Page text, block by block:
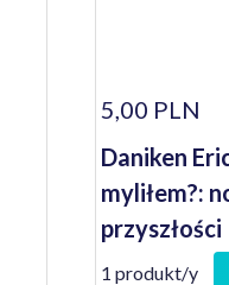
5,00 PLN
Daniken
myliłem?:
przyszłości
1 produkt/y